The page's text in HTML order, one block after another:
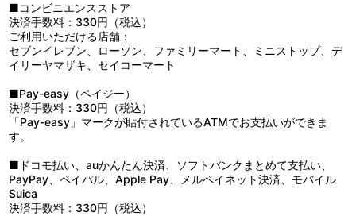
■コンビニエンスストア
決済手数料：330円（税込）
ご利用いただける店舗：
セブンイレブン、ローソン、ファミリーマート、ミニストップ、デ
イリーヤマザキ、セイコーマート
■Pay-easy（ペイジー）
決済手数料：330円（税込）
「Pay-easy」マークが貼付されているATMでお支払いができま
す。
■ドコモ払い、auかんたん決済、ソフトバンクまとめて支払い、
PayPay、ペイパル、Apple Pay、メルペイネット決済、モバイル
Suica
決済手数料：330円（税込）